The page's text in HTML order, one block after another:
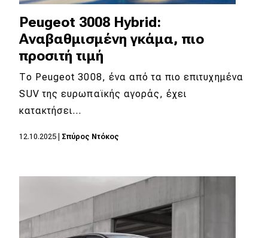
eDRIVE
DRIVE USED
Peugeot 3008 Hybrid:
Αναβαθμισμένη γκάμα, πιο
προσιτή τιμή
Το Peugeot 3008, ένα από τα πιο επιτυχημένα
SUV της ευρωπαϊκής αγοράς, έχει
κατακτήσει…
12.10.2025 Σπύρος Ντόκος